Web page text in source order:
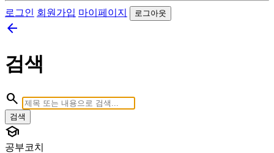
로그인 회원가입 마이페이지 로그아웃
arrow_back
검색
search
검색
school
공부코치